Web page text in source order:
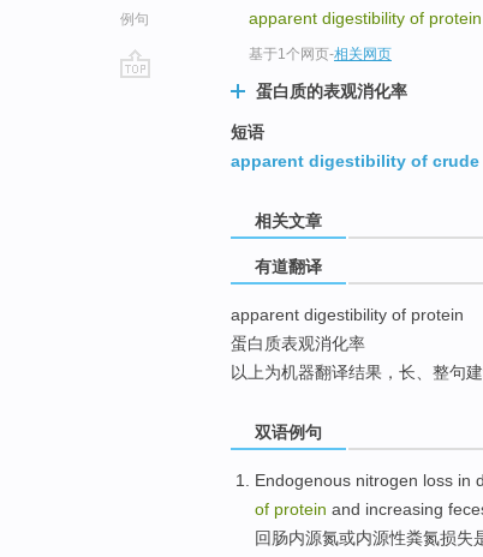
例句
apparent digestibility of protein
基于1个网页-相关网页
蛋白质的表观消化率
短语
apparent digestibility of crude
相关文章
有道翻译
apparent digestibility of protein
蛋白质表观消化率
以上为机器翻译结果，长、整句
双语例句
Endogenous nitrogen loss in
of protein and increasing
回肠内源氮或内源性粪氮损失